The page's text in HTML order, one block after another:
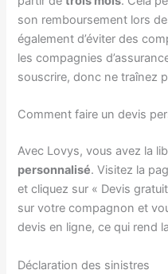
son remboursement lors
également d’éviter des
les compagnies
souscrire, donc ne traînez
Comment faire un devis
Avec Lovys, vous avez la
personnalisé. Visitez la
et cliquez sur « Devis
sur votre compagnon et
devis en ligne, ce qui rend
Déclaration des sinistres